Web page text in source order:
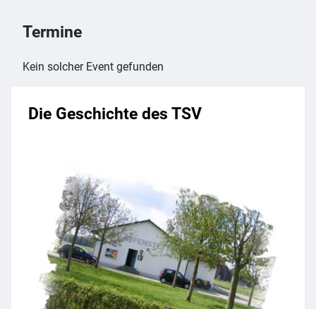
Termine
Kein solcher Event gefunden
Die Geschichte des TSV